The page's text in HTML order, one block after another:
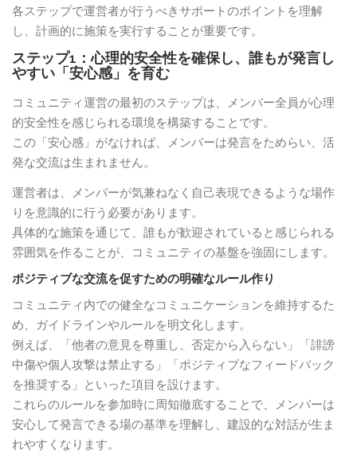
各ステップで運営者が行うべきサポートのポイントを理解
し、計画的に施策を実行することが重要です。
ステップ1：心理的安全性を確保し、誰もが発言し
やすい「安心感」を育む
コミュニティ運営の最初のステップは、メンバー全員が心理
的安全性を感じられる環境を構築することです。
この「安心感」がなければ、メンバーは発言をためらい、活
発な交流は生まれません。
運営者は、メンバーが気兼ねなく自己表現できるような場作
りを意識的に行う必要があります。
具体的な施策を通じて、誰もが歓迎されていると感じられる
雰囲気を作ることが、コミュニティの基盤を強固にします。
ポジティブな交流を促すための明確なルール作り
コミュニティ内での健全なコミュニケーションを維持するた
め、ガイドラインやルールを明文化します。
例えば、「他者の意見を尊重し、否定から入らない」「誹謗
中傷や個人攻撃は禁止する」「ポジティブなフィードバック
を推奨する」といった項目を設けます。
これらのルールを参加時に周知徹底することで、メンバーは
安心して発言できる場の基準を理解し、建設的な対話が生ま
れやすくなります。